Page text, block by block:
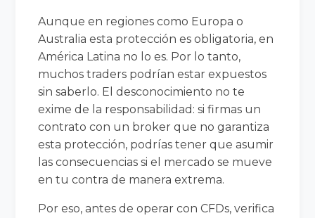
Aunque en regiones como Europa o
Australia esta protección es obligatoria, en
América Latina no lo es. Por lo tanto,
muchos traders podrían estar expuestos
sin saberlo. El desconocimiento no te
exime de la responsabilidad: si firmas un
contrato con un broker que no garantiza
esta protección, podrías tener que asumir
las consecuencias si el mercado se mueve
en tu contra de manera extrema.
Por eso, antes de operar con CFDs, verifica